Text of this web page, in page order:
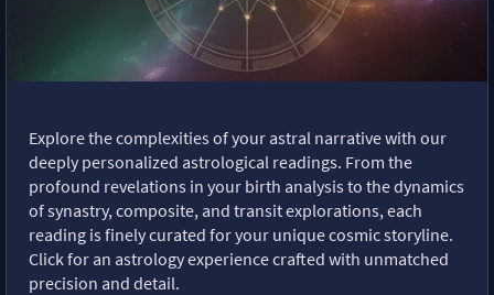
Explore the complexities of your astral narrative with our
deeply personalized astrological readings. From the
profound revelations in your birth analysis to the dynamics
of synastry, composite, and transit explorations, each
reading is finely curated for your unique cosmic storyline.
Click for an astrology experience crafted with unmatched
precision and detail.